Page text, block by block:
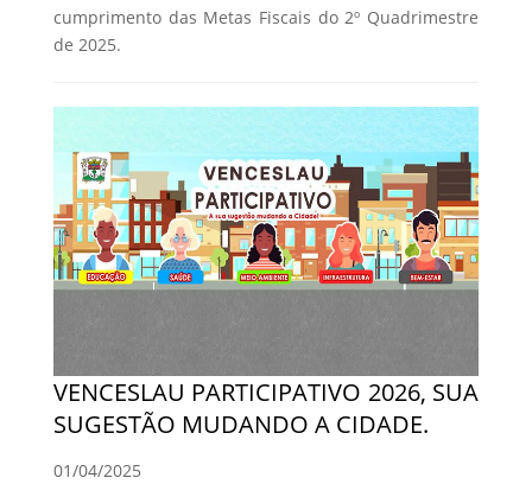
cumprimento das Metas Fiscais do 2º Quadrimestre
de 2025.
VENCESLAU PARTICIPATIVO 2026, SUA
SUGESTÃO MUDANDO A CIDADE.
01/04/2025